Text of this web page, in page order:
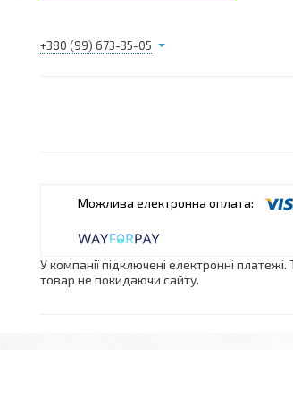
+380 (99) 673-35-05
У компанії підключені електронні
товар не покидаючи сайту.